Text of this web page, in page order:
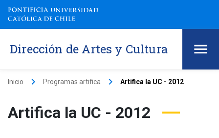
Dirección de Artes y Cultura
Inicio keyboard_arrow_right Programas artifica keyboard_arrow_right Artifica la UC - 2012
Artifica la UC - 2012